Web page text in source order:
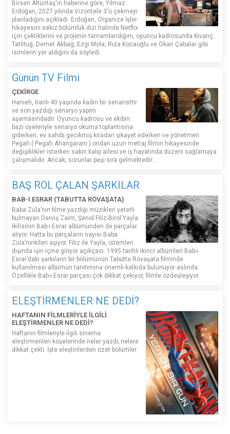
Birsen Altuntaş'ın haberine göre, Yılmaz
Erdoğan, 2027 yılında Vizontele 3'ü çekmeyi
planladığını açıkladı. Erdoğan, Organize İşler
hikayesini sekiz bölümlük dizi halinde Netflix
için çektiklerini ve projenin tamamlandığını, oyuncu kadrosunda Kıvanç
Tatlıtuğ, Demet Akbağ, Ezgi Mola, Rıza Kocaoğlu ve Okan Çabalar gibi
isimlerin yer aldığını da söyledi.
Günün TV Filmi
ÇEKİRGE
Hanieh, İranlı 40 yaşında kadın bir senaristtir
ve son yazdığı senaryo yapım
aşamasındadır. Oyuncu kadrosu ve ekibin
bazı üyeleriyle senaryo okuma toplantısına
giderken, ev sahibi gecikmiş kiradan şikayet ederken ve yönetmen
Pegah ( Pegah Ahangarani ) ondan uzun metraj filmin hikayesinde
değişiklikler isterken sakin kalıp ailesi ve iş hayatında düzeni sağlamaya
çalışmalıdır. Ancak, sorunlar peşi sıra gelmektedir...
BAŞ ROL ÇALAN ŞARKILAR
BAB-I ESRAR (TABUTTA RÖVAŞATA)
Baba Zula’nın filme yazdığı müzikleri yeterli
bulmayan Derviş Zaim, Şenol Filiz-Birol Yayla
ikilisinin Bab-ı Esrar albümünden de parçalar
alıyor. Hatta bu parçaların sayısı Baba
Zula’nınkileri aşıyor. Filiz ile Yayla, istemleri
dışında işin içine giriyor açıkçası. 1995 tarihli ikinci albümleri Bab-ı
Esrar’daki şarkıların bir bölümünün Tabutta Rövaşata filminde
kullanılması albümün tanıtımına önemli katkıda bulunuyor aslında.
Özellikle Bab-ı Esrar parçası çok dikkat çekiyor, filmle özdeşleşiyor.
ELEŞTİRMENLER NE DEDİ?
HAFTANIN FİLMLERİYLE İLGİLİ
ELEŞTİRMENLER NE DEDİ?
Haftanın filmleriyle ilgili sinema
eleştirmenleri köşelerinde neler yazdı; nelere
dikkat çekti. İşte eleştirilerden özet bölümler: